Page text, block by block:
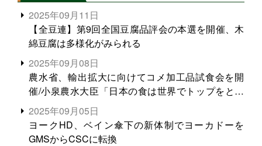
2025年09月11日
【全豆連】第9回全国豆腐品評会の本選を開催、木
綿豆腐は多様化がみられる
2025年09月08日
農水省、輸出拡大に向けてコメ加工品試食会を開
催/小泉農水大臣「日本の食は世界でトップをとれ
る。米増産に向けて、米輸出需要の拡大を」
2025年09月05日
ヨークHD、ベイン傘下の新体制でヨーカドーを
GMSからCSCに転換